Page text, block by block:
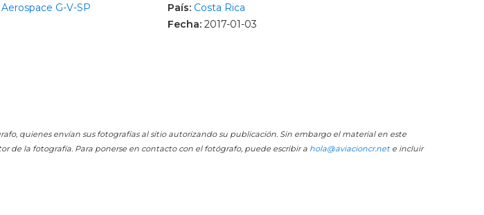
G-V-SP
País: Costa Rica
Fecha: 2017-01-03
quienes envían sus fotografías al sitio autorizando su publicación. Sin embargo el material en este
de la fotografía. Para ponerse en contacto con el fotógrafo, puede escribir a hola@aviacioncr.nete incluir